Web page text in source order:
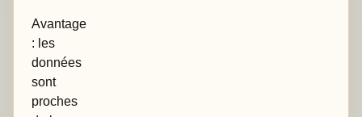
Avantage
: les
données
sont
proches